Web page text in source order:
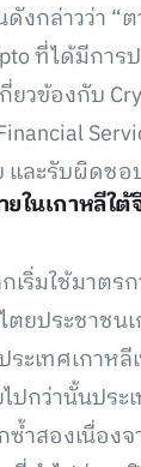
กล่าวว่า “ต
ที่ได้มีการ
วข้องกับ
ละรับผิดช
ในเกาหลีใ
ริ่มใช้มาตร
ยประชาชน
ะเทศเกาห
ปกว่านั้นประ
ำสองเนื่องจ